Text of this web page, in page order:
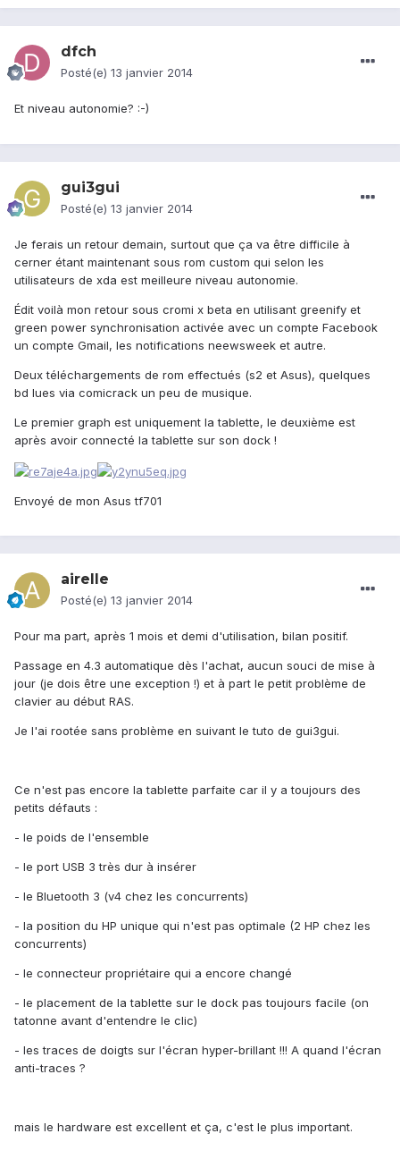
dfch
Posté(e) 13 janvier 2014
Et niveau autonomie? :-)
gui3gui
Posté(e) 13 janvier 2014
Je ferais un retour demain, surtout que ça va être difficile à
cerner étant maintenant sous rom custom qui selon les
utilisateurs de xda est meilleure niveau autonomie.
Édit voilà mon retour sous cromi x beta en utilisant greenify et
green power synchronisation activée avec un compte Facebook
un compte Gmail, les notifications neewsweek et autre.
Deux téléchargements de rom effectués (s2 et Asus), quelques
bd lues via comicrack un peu de musique.
Le premier graph est uniquement la tablette, le deuxième est
après avoir connecté la tablette sur son dock !
Envoyé de mon Asus tf701
airelle
Posté(e) 13 janvier 2014
Pour ma part, après 1 mois et demi d'utilisation, bilan positif.
Passage en 4.3 automatique dès l'achat, aucun souci de mise à
jour (je dois être une exception !) et à part le petit problème de
clavier au début RAS.
Je l'ai rootée sans problème en suivant le tuto de gui3gui.
Ce n'est pas encore la tablette parfaite car il y a toujours des
petits défauts :
- le poids de l'ensemble
- le port USB 3 très dur à insérer
- le Bluetooth 3 (v4 chez les concurrents)
- la position du HP unique qui n'est pas optimale (2 HP chez les
concurrents)
- le connecteur propriétaire qui a encore changé
- le placement de la tablette sur le dock pas toujours facile (on
tatonne avant d'entendre le clic)
- les traces de doigts sur l'écran hyper-brillant !!! A quand l'écran
anti-traces ?
mais le hardware est excellent et ça, c'est le plus important.